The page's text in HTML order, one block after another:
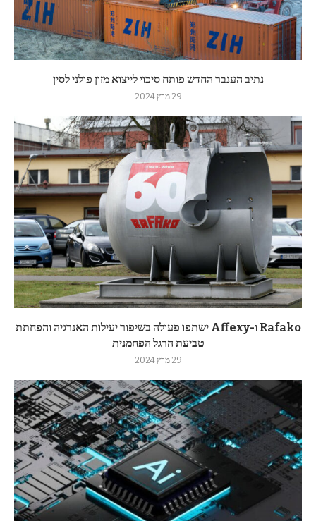
נתיב הענבר החדש פותח סיכוי לייצוא מזון פולני לסין
29 מרץ 2024
Rafako ו-Affexy ישתפו פעולה בשיפור יעילות האנרגיה והפחתת
טביעת הרגל הפחמנית
29 מרץ 2024